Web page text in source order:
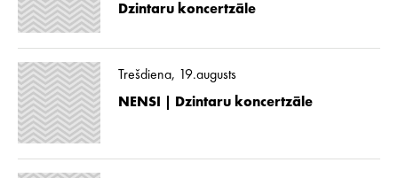
Dzintaru koncertzāle
Trešdiena, 19.augusts
NENSI | Dzintaru koncertzāle